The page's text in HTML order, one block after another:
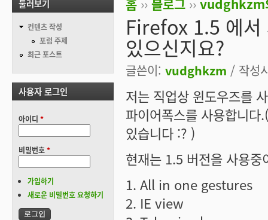
현재 위치
홈 ›› 블로그 ›› vudghkzm
Firefox 1.5 에서
있으신지요?
글쓴이: vudghkzm / 작성
저는 직업상 윈도우즈를
파이어폭스를 사용합니
있습니다 :? )
현재는 1.5 버전을 사용중
1. All in one gestures
2. IE view
둘러보기
컨텐츠 작성
포럼 주제
최근 포스트
사용자 로그인
아이디 *
비밀번호*
가입하기
새로운 비밀번호 요청하기